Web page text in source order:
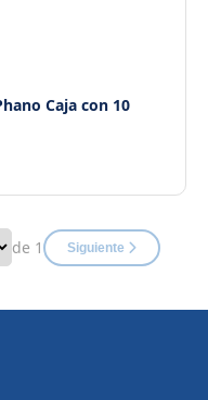
Caja con 10
de 1 Siguiente